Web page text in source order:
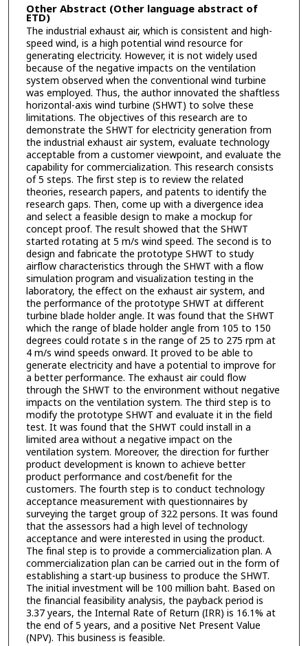
Other Abstract (Other language abstract of
ETD)
The industrial exhaust air, which is consistent and high-
speed wind, is a high potential wind resource for
generating electricity. However, it is not widely used
because of the negative impacts on the ventilation
system observed when the conventional wind turbine
was employed. Thus, the author innovated the shaftless
horizontal-axis wind turbine (SHWT) to solve these
limitations. The objectives of this research are to
demonstrate the SHWT for electricity generation from
the industrial exhaust air system, evaluate technology
acceptable from a customer viewpoint, and evaluate the
capability for commercialization. This research consists
of 5 steps. The first step is to review the related
theories, research papers, and patents to identify the
research gaps. Then, come up with a divergence idea
and select a feasible design to make a mockup for
concept proof. The result showed that the SHWT
started rotating at 5 m/s wind speed. The second is to
design and fabricate the prototype SHWT to study
airflow characteristics through the SHWT with a flow
simulation program and visualization testing in the
laboratory, the effect on the exhaust air system, and
the performance of the prototype SHWT at different
turbine blade holder angle. It was found that the SHWT
which the range of blade holder angle from 105 to 150
degrees could rotate s in the range of 25 to 275 rpm at
4 m/s wind speeds onward. It proved to be able to
generate electricity and have a potential to improve for
a better performance. The exhaust air could flow
through the SHWT to the environment without negative
impacts on the ventilation system. The third step is to
modify the prototype SHWT and evaluate it in the field
test. It was found that the SHWT could install in a
limited area without a negative impact on the
ventilation system. Moreover, the direction for further
product development is known to achieve better
product performance and cost/benefit for the
customers. The fourth step is to conduct technology
acceptance measurement with questionnaires by
surveying the target group of 322 persons. It was found
that the assessors had a high level of technology
acceptance and were interested in using the product.
The final step is to provide a commercialization plan. A
commercialization plan can be carried out in the form of
establishing a start-up business to produce the SHWT.
The initial investment will be 100 million baht. Based on
the financial feasibility analysis, the payback period is
3.37 years, the Internal Rate of Return (IRR) is 16.1% at
the end of 5 years, and a positive Net Present Value
(NPV). This business is feasible.